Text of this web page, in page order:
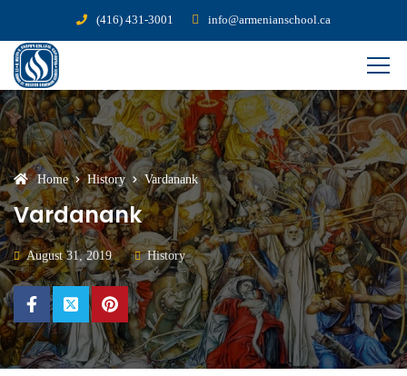
(416) 431-3001 info@armenianschool.ca
Home History Vardanank
Vardanank
August 31, 2019 History